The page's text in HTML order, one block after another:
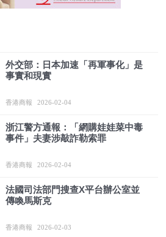
外交部：日本加速「再軍事化」是
事實和現實
香港商報 2026-02-04
浙江警方通報：「網購娃娃菜中毒
事件」夫妻涉敲詐勒索罪
香港商報 2026-02-04
法國司法部門搜查X平台辦公室並
傳喚馬斯克
香港商報 2026-02-03